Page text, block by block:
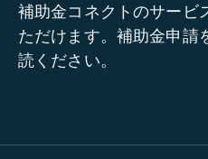
補助金コネクトのサービ
ただけます。補助金申請
読ください。